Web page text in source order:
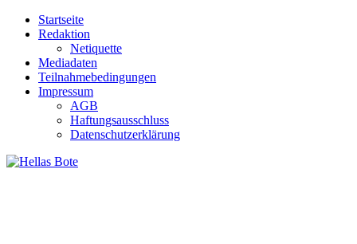
Zum
Inhalt
Startseite
Redaktion
Netiquette
Mediadaten
Teilnahmebedingungen
Impressum
AGB
Haftungsausschluss
Datenschutzerklärung